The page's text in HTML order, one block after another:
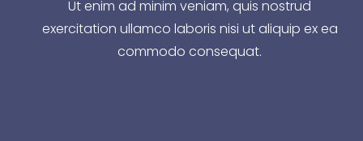
Ut enim ad minim veniam, quis nostrud
exercitation ullamco laboris nisi ut aliquip ex ea
commodo consequat.